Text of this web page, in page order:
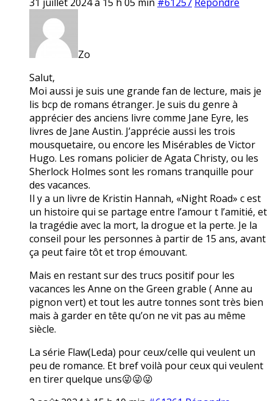
Zo
Salut,
Moi aussi je suis une grande fan de lecture, mais je
lis bcp de romans étranger. Je suis du genre à
apprécier des anciens livre comme Jane Eyre, les
livres de Jane Austin. J’apprécie aussi les trois
mousquetaire, ou encore les Misérables de Victor
Hugo. Les romans policier de Agata Christy, ou les
Sherlock Holmes sont les romans tranquille pour
des vacances.
Il y a un livre de Kristin Hannah, «Night Road» c est
un histoire qui se partage entre l’amour t l’amitié, et
la tragédie avec la mort, la drogue et la perte. Je la
conseil pour les personnes à partir de 15 ans, avant
ça peut faire tôt et trop émouvant.
Mais en restant sur des trucs positif pour les
vacances les Anne on the Green grable ( Anne au
pignon vert) et tout les autre tonnes sont très bien
mais à garder en tête qu’on ne vit pas au même
siècle.
La série Flaw(Leda) pour ceux/celle qui veulent un
peu de romance. Et bref voilà pour ceux qui veulent
en tirer quelque uns😜😜😜